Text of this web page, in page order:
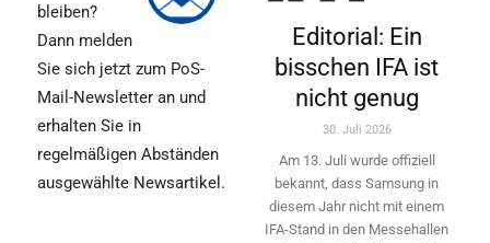
bleiben?
Dann melden
Sie sich jetzt zum PoS-
Mail-Newsletter an und
erhalten Sie in
regelmäßigen Abständen
ausgewählte Newsartikel.
Editorial: Ein
bisschen IFA ist
nicht genug
30. Juli 2026
Am 13. Juli wurde offiziell
bekannt, dass Samsung in
diesem Jahr nicht mit einem
IFA-Stand in den Messehallen